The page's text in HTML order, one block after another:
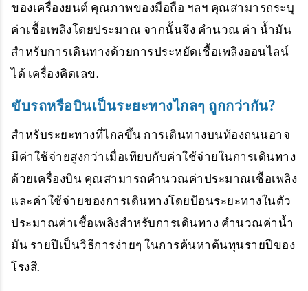
ของเครื่องยนต์ คุณภาพของมือถือ ฯลฯ คุณสามารถระบุ
ค่าเชื้อเพลิงโดยประมาณ จากนั้นจึง คำนวณ ค่า น้ำมัน
สำหรับการเดินทางด้วยการประหยัดเชื้อเพลิงออนไลน์
ได้ เครื่องคิดเลข.
ขับรถหรือบินเป็นระยะทางไกลๆ ถูกกว่ากัน?
สำหรับระยะทางที่ไกลขึ้น การเดินทางบนท้องถนนอาจ
มีค่าใช้จ่ายสูงกว่าเมื่อเทียบกับค่าใช้จ่ายในการเดินทาง
ด้วยเครื่องบิน คุณสามารถคำนวณค่าประมาณเชื้อเพลิง
และค่าใช้จ่ายของการเดินทางโดยป้อนระยะทางในตัว
ประมาณค่าเชื้อเพลิงสำหรับการเดินทาง คำนวณค่าน้ำ
มัน รายปีเป็นวิธีการง่ายๆ ในการค้นหาต้นทุนรายปีของ
โรงสี.